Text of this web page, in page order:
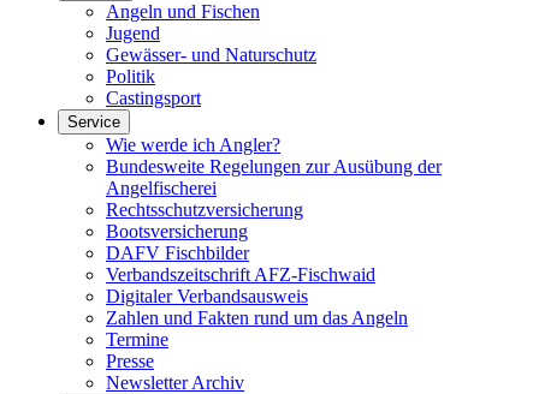
Angeln und Fischen
Jugend
Gewässer- und Naturschutz
Politik
Castingsport
Service
Wie werde ich Angler?
Bundesweite Regelungen zur Ausübung der
Angelfischerei
Rechtsschutzversicherung
Bootsversicherung
DAFV Fischbilder
Verbandszeitschrift AFZ-Fischwaid
Digitaler Verbandsausweis
Zahlen und Fakten rund um das Angeln
Termine
Presse
Newsletter Archiv